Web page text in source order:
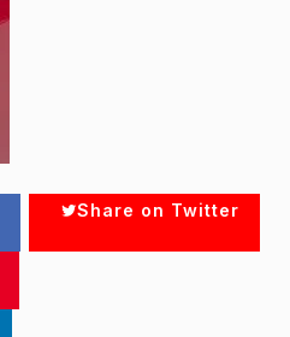
Share on Twitter